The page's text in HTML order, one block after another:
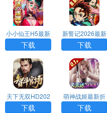
小小仙王H5最新
版手游
下载
新誓记2026最新
版
下载
天下无双HD202
6最新版
下载
萌神战姬最新折
扣版
下载